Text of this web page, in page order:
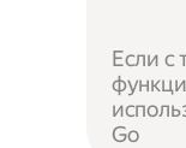
Если с
Go